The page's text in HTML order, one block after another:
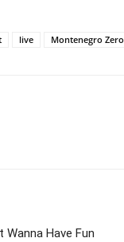
live Montenegro Zero
Wanna Have Fun